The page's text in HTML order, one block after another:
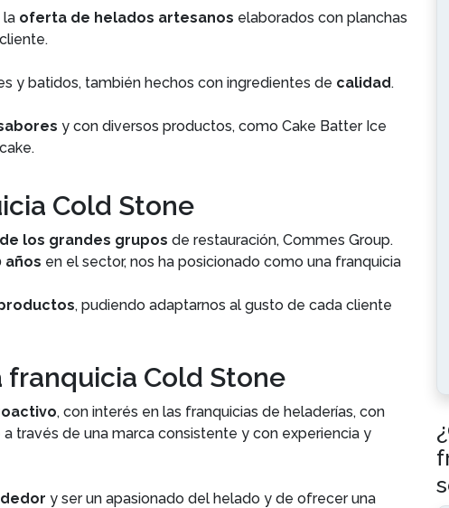
la oferta de helados artesanos elaborados con planchas
y batidos, también hechos con ingredientes de calidad.
y con diversos productos, como Cake Batter Ice
Cold Stone
los grandes grupos de restauración, Commes Group.
años en el sector, nos ha posicionado como una franquicia
, pudiendo adaptarnos al gusto de cada cliente
Cold Stone
, con interés en las franquicias de heladerías, con
a través de una marca consistente y con experiencia y
y ser un apasionado del helado y de ofrecer una